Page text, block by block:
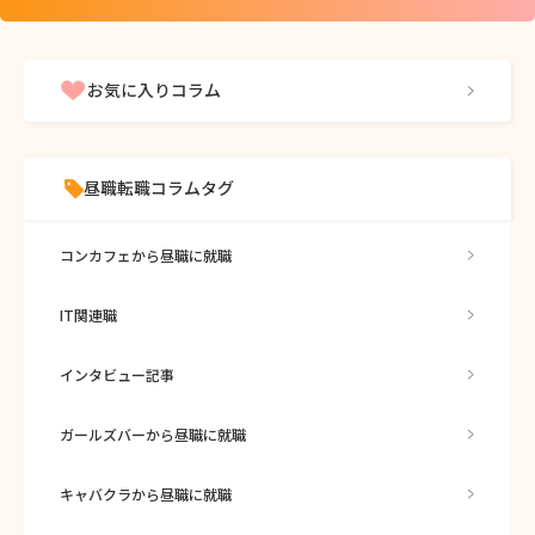
お気に入りコラム
昼職転職コラムタグ
コンカフェから昼職に就職
IT関連職
インタビュー記事
ガールズバーから昼職に就職
キャバクラから昼職に就職